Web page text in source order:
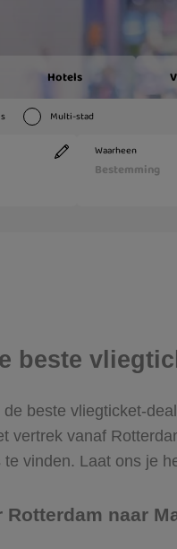
beste
beste vliegticket-
vertrek vanaf
vinden. Laat ons je
naar